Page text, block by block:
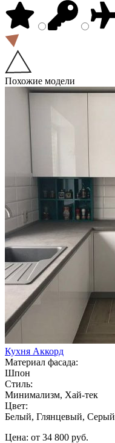
Похожие модели
Кухня Аккорд
Материал фасада:
Шпон
Стиль:
Минимализм, Хай-тек
Цвет:
Белый, Глянцевый, Серый
Цена: от 34 800 руб.